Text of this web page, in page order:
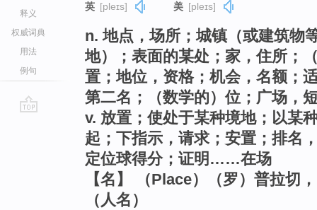
释义
权威词典
用法
例句
英 [pleɪs] 美 [pleɪs]
n. 地点，场所；城镇（或建筑物
地）；表面的某处；家，住所；
置；地位，资格；机会，名额；
第二名；（数学的）位；广场，
v. 放置；使处于某种境地；以某
起；下指示，请求；安置；排名
定位球得分；证明……在场
【名】 （Place）（罗）普拉切
（人名）